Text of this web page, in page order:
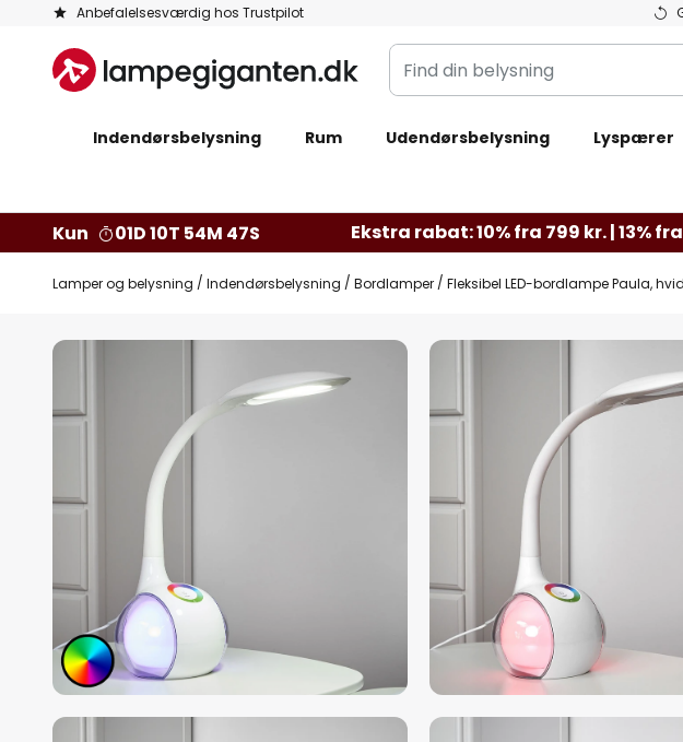
Anbefalelsesværdig hos Trustpilot
Skip
Content
Find
din
Indendørsbelysning Rum Udendørsbelysning Lyspærer
Kun 01D 10T 54M 46S Ekstra rabat: 10% fra 799 kr. | 13%
Lamper og belysning Indendørsbelysning Bordlamper Fleksibel LED-bordlampe Paula, hvid
Gå
slutningen
billedgalleriet